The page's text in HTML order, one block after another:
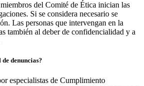
del Comité de Ética inician las
Si se considera necesario se
Las personas que intervengan en la
también al deber de confidencialidad y a
denuncias?
especialistas de Cumplimiento